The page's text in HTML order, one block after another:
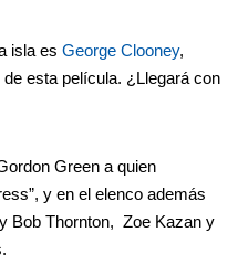
isla es George Clooney,
esta película. ¿Llegará con
Green a quien
y en el elenco además
Bob Thornton, Zoe Kazan y